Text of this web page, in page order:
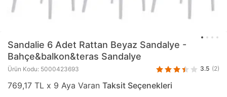
Sandalie 6 Adet Rattan Beyaz Sandalye -
Bahçe&balkon&teras Sandalye
Ürün Kodu: 5000423693 3.5 (2)
769,17 TL x 9 Aya Varan Taksit Seçenekleri